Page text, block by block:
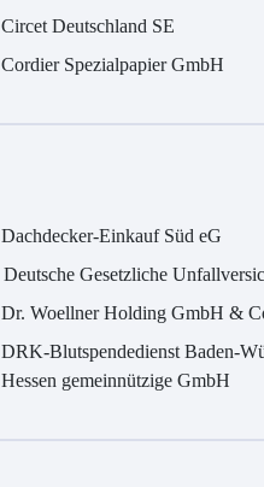
Circet Deutschland SE
Cordier Spezialpapier GmbH
Dachdecker-Einkauf Süd eG
Deutsche Gesetzliche
Dr. Woellner Holding GmbH &
DRK-Blutspendedienst Baden-
Hessen gemeinnützige GmbH